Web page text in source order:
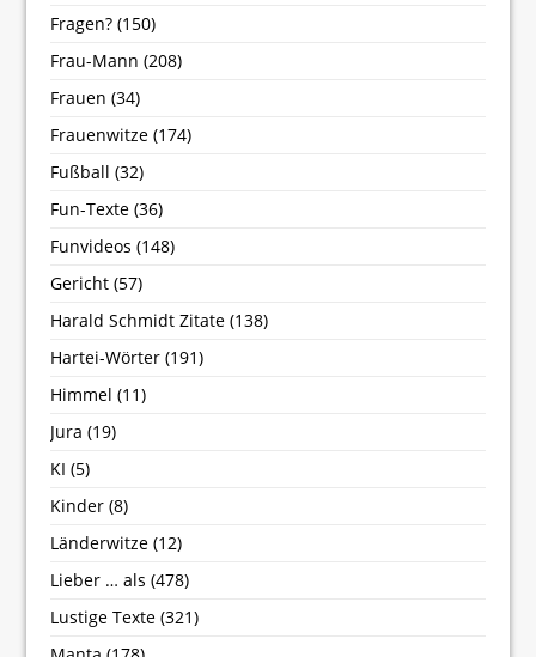
Fragen? (150)
Frau-Mann (208)
Frauen (34)
Frauenwitze (174)
Fußball (32)
Fun-Texte (36)
Funvideos (148)
Gericht (57)
Harald Schmidt Zitate (138)
Hartei-Wörter (191)
Himmel (11)
Jura (19)
KI (5)
Kinder (8)
Länderwitze (12)
Lieber … als (478)
Lustige Texte (321)